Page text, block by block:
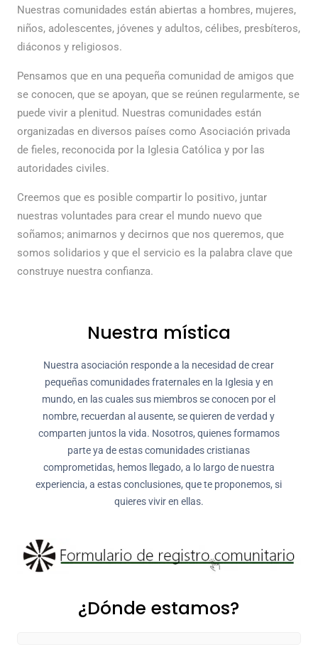
Nuestras comunidades están abiertas a hombres, mujeres,
niños, adolescentes, jóvenes y adultos, célibes, presbíteros,
diáconos y religiosos.
Pensamos que en una pequeña comunidad de amigos que
se conocen, que se apoyan, que se reúnen regularmente, se
puede vivir a plenitud. Nuestras comunidades están
organizadas en diversos países como Asociación privada
de fieles, reconocida por la Iglesia Católica y por las
autoridades civiles.
Creemos que es posible compartir lo positivo, juntar
nuestras voluntades para crear el mundo nuevo que
soñamos; animarnos y decirnos que nos queremos, que
somos solidarios y que el servicio es la palabra clave que
construye nuestra confianza.
Nuestra mística
Nuestra asociación responde a la necesidad de crear
pequeñas comunidades fraternales en la Iglesia y en
mundo, en las cuales sus miembros se conocen por el
nombre, recuerdan al ausente, se quieren de verdad y
comparten juntos la vida. Nosotros, quienes formamos
parte ya de estas comunidades cristianas
comprometidas, hemos llegado, a lo largo de nuestra
experiencia, a estas conclusiones, que te proponemos, si
quieres vivir en ellas.
¿Dónde estamos?